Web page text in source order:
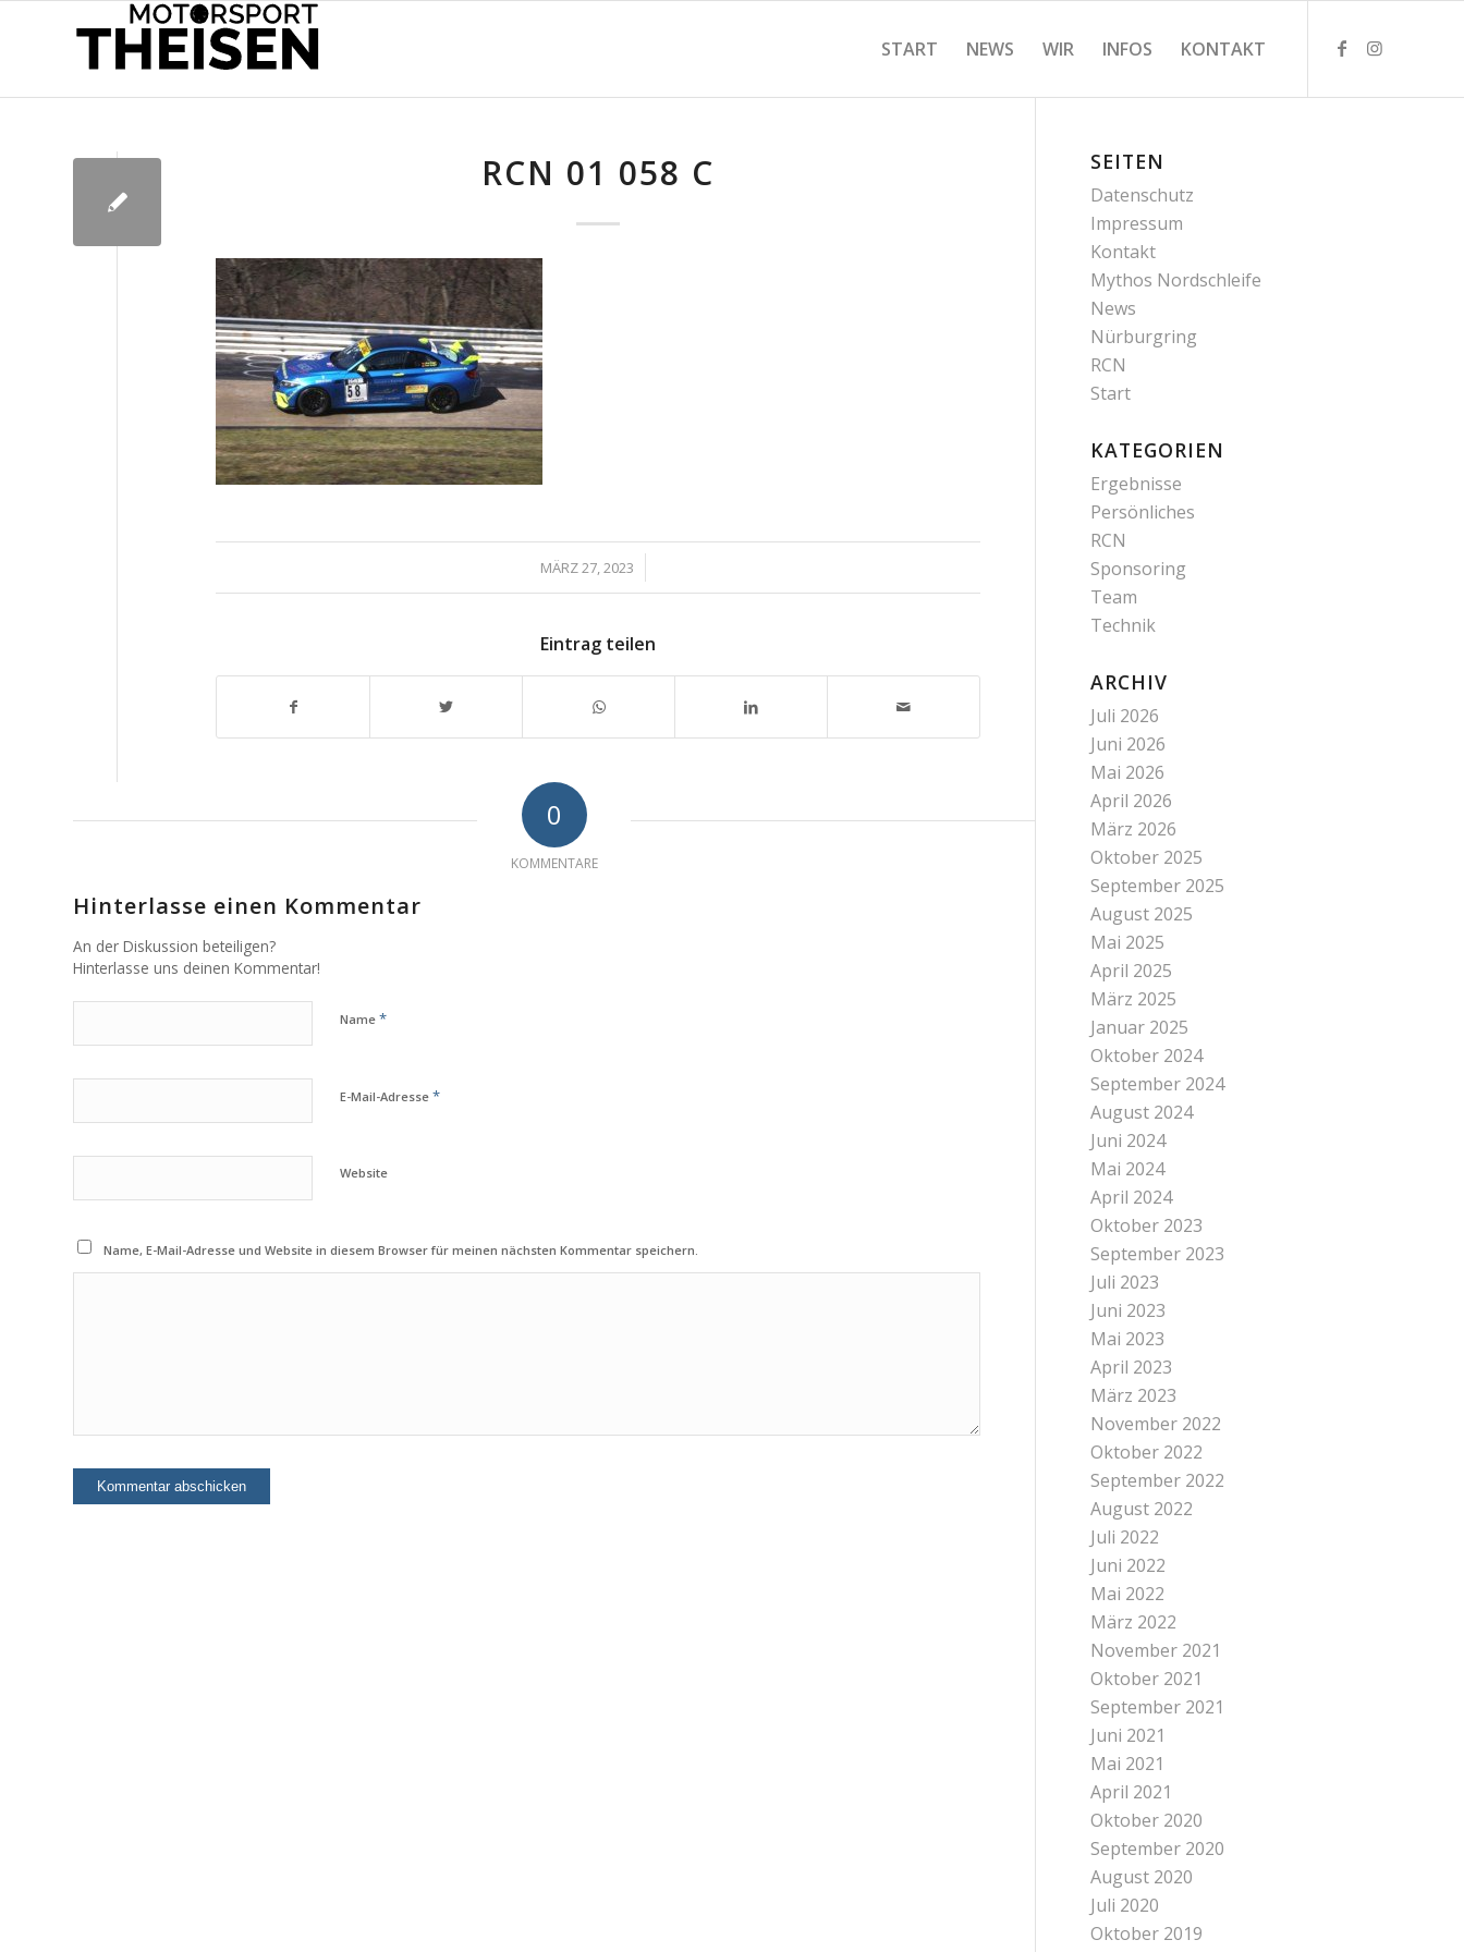
START NEWS WIR INFOS KONTAKT
RCN 01 058 C
MÄRZ 27, 2023
/
Eintrag teilen
0
KOMMENTARE
Hinterlasse einen Kommentar
An der Diskussion beteiligen?
Hinterlasse uns deinen Kommentar!
Name *
E-Mail-Adresse *
Website
Name, E-Mail-Adresse und Website in diesem Browser für meinen nächsten Kommentar speichern.
SEITEN
Datenschutz
Impressum
Kontakt
Mythos Nordschleife
News
Nürburgring
RCN
Start
KATEGORIEN
Ergebnisse
Persönliches
RCN
Sponsoring
Team
Technik
ARCHIV
Juli 2026
Juni 2026
Mai 2026
April 2026
März 2026
Oktober 2025
September 2025
August 2025
Mai 2025
April 2025
März 2025
Januar 2025
Oktober 2024
September 2024
August 2024
Juni 2024
Mai 2024
April 2024
Oktober 2023
September 2023
Juli 2023
Juni 2023
Mai 2023
April 2023
März 2023
November 2022
Oktober 2022
September 2022
August 2022
Juli 2022
Juni 2022
Mai 2022
März 2022
November 2021
Oktober 2021
September 2021
Juni 2021
Mai 2021
April 2021
Oktober 2020
September 2020
August 2020
Juli 2020
Oktober 2019